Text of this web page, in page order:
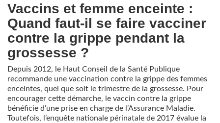
Vaccins et femme enceinte :
Quand faut-il se faire vacciner
contre la grippe pendant la
grossesse ?
Depuis 2012, le Haut Conseil de la Santé Publique
recommande une vaccination contre la grippe des femmes
enceintes, quel que soit le trimestre de la grossesse. Pour
encourager cette démarche, le vaccin contre la grippe
bénéficie d’une prise en charge de l’Assurance Maladie.
Toutefois, l’enquête nationale périnatale de 2017 évalue la